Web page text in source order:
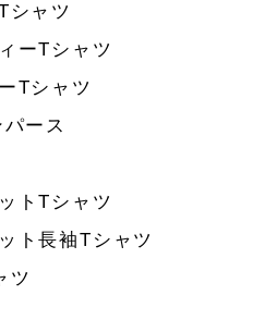
シャツ
ーTシャツ
Tシャツ
ース
トTシャツ
ト長袖Tシャツ
ツ